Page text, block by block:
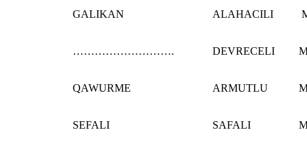
GALIKAN ALAHACILI
………………………. DEVRECELI
QAWURME ARMUTLU
SEFALI SAFALI